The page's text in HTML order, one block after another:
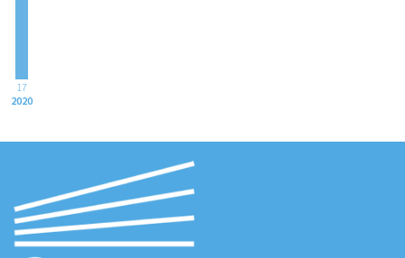
17
2020